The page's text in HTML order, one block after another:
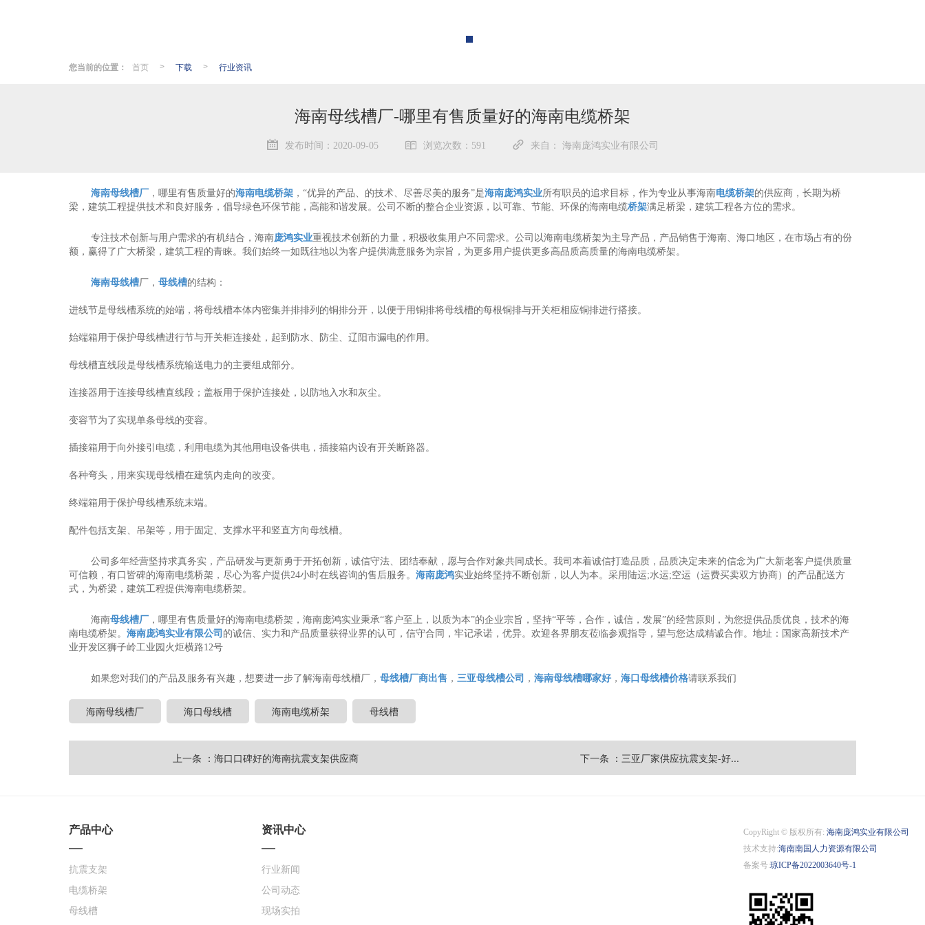
您当前的位置： 首页 > 下载 > 行业资讯
海南母线槽厂-哪里有售质量好的海南电缆桥架
发布时间：2020-09-05 浏览次数：591 来自： 海南庞鸿实业有限公司
海南母线槽厂 ，哪里有售质量好的海南电缆桥架 ，“优异的产品、的技术、尽善尽美的服务”是海南庞鸿实业所有职员的追求目标，作为专业从事海南电缆桥架的供应商，长期为桥
梁，建筑工程提供技术和良好服务，倡导绿色环保节能，高能和谐发展。公司不断的整合企业资源，以可靠、节能、环保的海南电缆桥架满足桥梁，建筑工程各方位的需求。
专注技术创新与用户需求的有机结合，海南庞鸿实业重视技术创新的力量，积极收集用户不同需求。公司以海南电缆桥架为主导产品，产品销售于海南、海口地区，在市场占有的份
额，赢得了广大桥梁，建筑工程的青睐。我们始终一如既往地以为客户提供满意服务为宗旨，为更多用户提供更多高品质高质量的海南电缆桥架。
海南母线槽厂， 母线槽的结构：
进线节是母线槽系统的始端，将母线槽本体内密集并排排列的铜排分开，以便于用铜排将母线槽的每根铜排与开关柜相应铜排进行搭接。
始端箱用于保护母线槽进行节与开关柜连接处，起到防水、防尘、辽阳市漏电的作用。
母线槽直线段是母线槽系统输送电力的主要组成部分。
连接器用于连接母线槽直线段；盖板用于保护连接处，以防地入水和灰尘。
变容节为了实现单条母线的变容。
插接箱用于向外接引电缆，利用电缆为其他用电设备供电，插接箱内设有开关断路器。
各种弯头，用来实现母线槽在建筑内走向的改变。
终端箱用于保护母线槽系统末端。
配件包括支架、吊架等，用于固定、支撑水平和竖直方向母线槽。
公司多年经营坚持求真务实，产品研发与更新勇于开拓创新，诚信守法、团结奉献，愿与合作对象共同成长。我司本着诚信打造品质，品质决定未来的信念为广大新老客户提供质量
可信赖，有口皆碑的海南电缆桥架，尽心为客户提供24小时在线咨询的售后服务。 海南庞鸿实业始终坚持不断创新，以人为本。采用陆运;水运;空运（运费买卖双方协商）的产品配送方
式，为桥梁，建筑工程提供海南电缆桥架。
海南母线槽厂 ，哪里有售质量好的海南电缆桥架，海南庞鸿实业秉承“客户至上，以质为本”的企业宗旨，坚持“平等，合作，诚信，发展”的经营原则，为您提供品质优良，技术的海
南电缆桥架。 海南庞鸿实业有限公司 的诚信、实力和产品质量获得业界的认可，信守合同，牢记承诺，优异。欢迎各界朋友莅临参观指导，望与您达成精诚合作。地址：国家高新技术产
业开发区狮子岭工业园火炬横路12号
如果您对我们的产品及服务有兴趣，想要进一步了解海南母线槽厂， 母线槽厂商出售 ， 三亚母线槽公司 ， 海南母线槽哪家好 ， 海口母线槽价格请联系我们
海南母线槽厂 海口母线槽 海南电缆桥架 母线槽
上一条 ：海口口碑好的海南抗震支架供应商 下一条 ：三亚厂家供应抗震支架-好...
产品中心
抗震支架
电缆桥架
母线槽
资讯中心
行业新闻
公司动态
现场实拍
CopyRight © 版权所有: 海南庞鸿实业有限公司
技术支持:海南南国人力资源有限公司
备案号:琼ICP备2022003640号-1